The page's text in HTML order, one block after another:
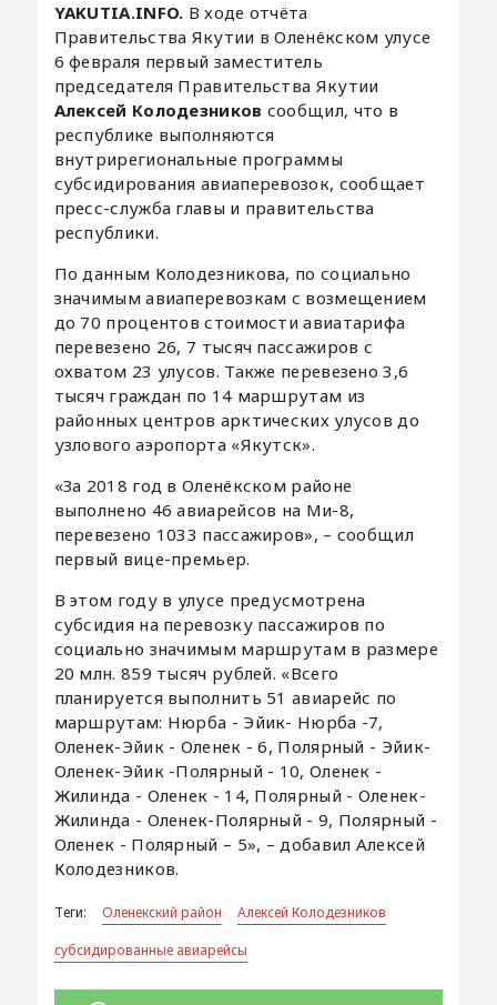
YAKUTIA.INFO. В ходе отчёта
Правительства Якутии в Оленёкском улусе
6 февраля первый заместитель
председателя Правительства Якутии
Алексей Колодезников сообщил, что в
республике выполняются
внутрирегиональные программы
субсидирования авиаперевозок, сообщает
пресс-служба главы и правительства
республики.
По данным Колодезникова, по социально
значимым авиаперевозкам с возмещением
до 70 процентов стоимости авиатарифа
перевезено 26, 7 тысяч пассажиров с
охватом 23 улусов. Также перевезено 3,6
тысяч граждан по 14 маршрутам из
районных центров арктических улусов до
узлового аэропорта «Якутск».
«За 2018 год в Оленёкском районе
выполнено 46 авиарейсов на Ми-8,
перевезено 1033 пассажиров», – сообщил
первый вице-премьер.
В этом году в улусе предусмотрена
субсидия на перевозку пассажиров по
социально значимым маршрутам в размере
20 млн. 859 тысяч рублей. «Всего
планируется выполнить 51 авиарейс по
маршрутам: Нюрба - Эйик- Нюрба -7,
Оленек-Эйик - Оленек - 6, Полярный - Эйик-
Оленек-Эйик -Полярный - 10, Оленек -
Жилинда - Оленек - 14, Полярный - Оленек-
Жилинда - Оленек-Полярный - 9, Полярный -
Оленек - Полярный – 5», – добавил Алексей
Колодезников.
Теги: Оленекский район
Алексей Колодезников
субсидированные авиарейсы